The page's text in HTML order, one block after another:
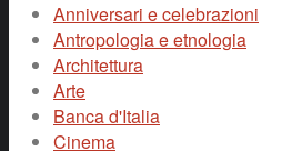
Anniversari e celebrazioni
Antropologia e etnologia
Architettura
Arte
Banca d'Italia
Cinema